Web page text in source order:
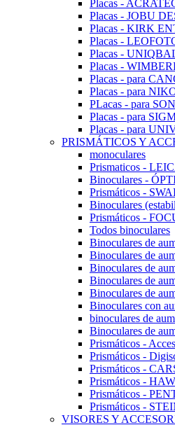
Placas -
Placas - JOBU
Placas - KIRK
Placas -
Placas -
Placas -
Placas - para
Placas - para
PLacas - para
Placas - para
Placas - para
PRISMÁTICOS Y
monoculares
Prismaticos -
Binoculares -
Prismáticos -
Binoculares
Prismáticos -
Todos binoculares
Binoculares de
Binoculares de
Binoculares de
Binoculares de
Binoculares de
Binoculares con
binoculares de
Binoculares de
Prismáticos -
Prismáticos -
Prismáticos -
Prismáticos -
Prismáticos -
Prismáticos -
VISORES Y